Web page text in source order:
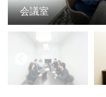
会議室